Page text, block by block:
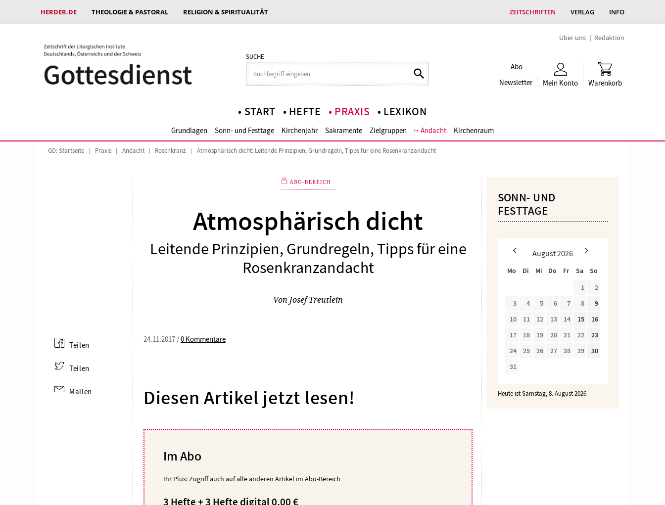
HERDER.DE THEOLOGIE & PASTORAL RELIGION & SPIRITUALITÄT ZEITSCHRIFTEN VERLAG INFO
Über uns Redaktion
SUCHE
Abo
Newsletter
Mein Konto Warenkorb
START HEFTE PRAXIS LEXIKON
Grundlagen Sonn- und Festtage Kirchenjahr Sakramente Zielgruppen Andacht Kirchenraum
GD: Startseite Praxis Andacht Rosenkranz Atmosphärisch dicht: Leitende Prinzipien, Grundregeln, Tipps für eine Rosenkranzandacht
Atmosphärisch dicht
:
Leitende Prinzipien, Grundregeln, Tipps für eine
Rosenkranzandacht
Von Josef Treutlein
24.11.2017 /0 Kommentare
Diesen Artikel jetzt lesen!
Im Abo
Ihr Plus: Zugriff auch auf alle anderen Artikel im Abo-Bereich
3 Hefte + 3 Hefte digital 0,00 €
Teilen
Teilen
Mailen
SONN- UND
FESTTAGE
August2026
Mo Di Mi Do Fr Sa
So
1
2
3
4 5 6 7 8
9
10
11 12 13 14 15
16
17
18 19 20 21 22
23
24
25 26 27 28 29
30
31
Heute ist Samstag, 8. August 2026